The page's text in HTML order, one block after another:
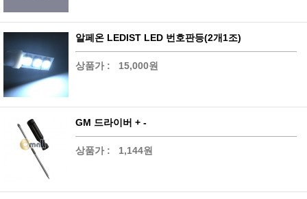
알페온 LEDIST LED 번호판등(2개1조)
상품가 : 15,000원
GM 드라이버 + -
상품가 : 1,144원